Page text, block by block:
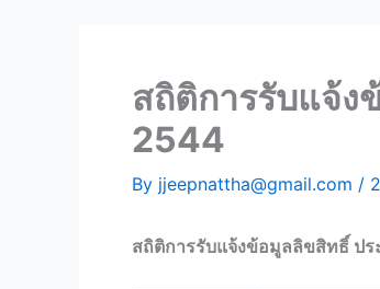
สถิติการรับแจ้ง
2544
By jjeepnattha@gmail.com /
สถิติการรับแจ้งข้อมูลลิขสิทธิ์ ป